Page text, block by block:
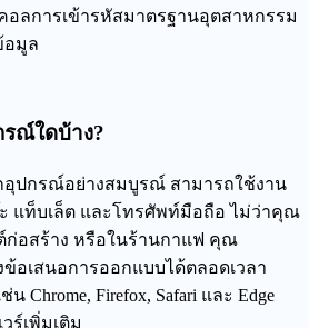
ลการเข้ารหัสมาตรฐานอุตสาหกรรม
อมูล
ณ์ใดบ้าง?
อุปกรณ์อย่างสมบูรณ์ สามารถใช้งาน
แท็บเล็ต และโทรศัพท์มือถือ ไม่ว่าคุณ
ก่อสร้าง หรือในร้านกาแฟ คุณ
อเสนอการออกแบบได้ตลอดเวลา
Chrome, Firefox, Safari และ Edge
ร์เพิ่มเติม